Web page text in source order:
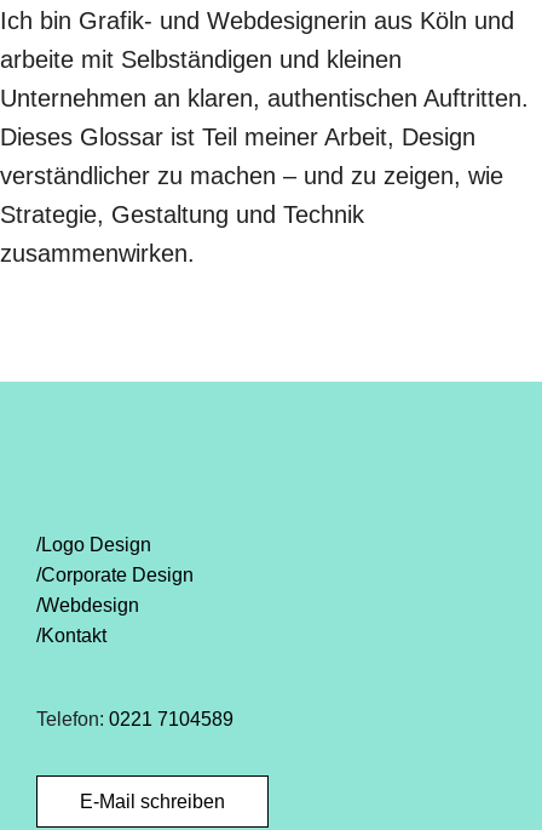
Ich bin Grafik- und Webdesignerin aus Köln und
arbeite mit Selbständigen und kleinen
Unternehmen an klaren, authentischen Auftritten.
Dieses Glossar ist Teil meiner Arbeit, Design
verständlicher zu machen – und zu zeigen, wie
Strategie, Gestaltung und Technik
zusammenwirken.
/Logo Design
/Corporate Design
/Webdesign
/Kontakt
Telefon: 0221 7104589
E-Mail schreiben